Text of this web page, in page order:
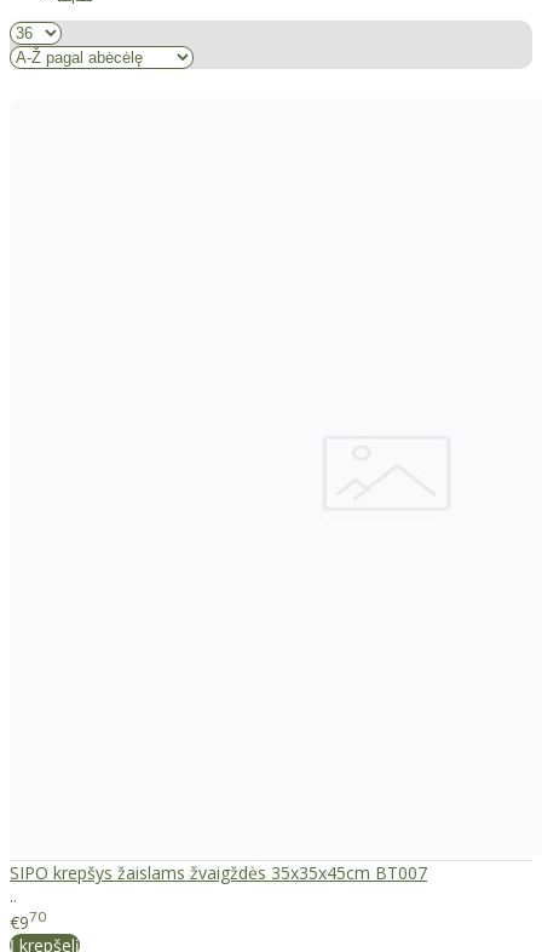
SIPO krepšys žaislams žvaigždės 35x35x45cm BT007
..
€970
Į krepšelį